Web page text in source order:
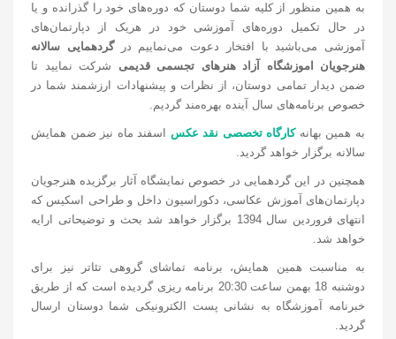
به همین منظور از کلیه شما دوستان که دوره‌های خود را گذرانده و یا
در حال تکمیل دوره‌های آموزشی خود در هریک از دپارتمان‌های
آموزشی می‌باشید با افتخار دعوت می‌نماییم درگردهمایی سالانه
هنرجویان اموزشگاه آزاد هنرهای تجسمی قدیمی شرکت نمایید تا
ضمن دیدار تمامی دوستان، از نظرات و پیشنهادات ارزشمند شما در
خصوص برنامه‌های سال آینده بهره‌مند گردیم.
به همین بهانهکارگاه تخصصی نقد عکس اسفند ماه نیز ضمن همایش
سالانه برگزار خواهد گردید.
همچنین در این گردهمایی در خصوص نمایشگاه آثار برگزیده هنرجویان
دپارتمان‌های آموزش عکاسی، دکوراسیون داخل و طراحی اسکیس که
انتهای فروردین سال 1394 برگزار خواهد شد بحث و توضیحاتی ارایه
خواهد شد.
به مناسبت همین همایش، برنامه تماشای گروهی تئاتر نیز برای
دوشنبه 18 بهمن ساعت 20:30 برنامه ریزی گردیده است که از طریق
خبرنامه آموزشگاه به نشانی پست الکترونیکی شما دوستان ارسال
گردید.